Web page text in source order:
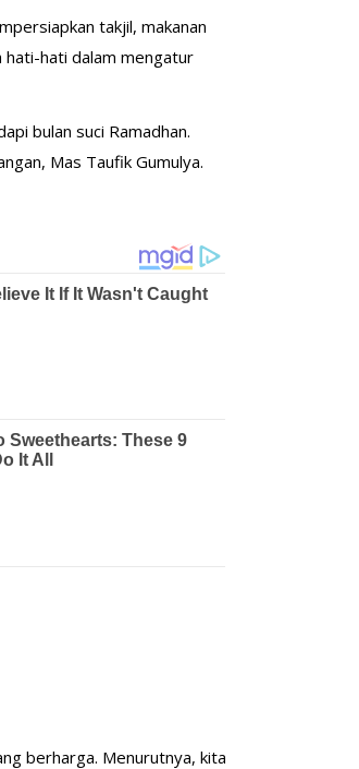
takjil, makanan
hati-hati dalam mengatur
bulan suci Ramadhan.
Mas Taufik Gumulya.
berharga. Menurutnya, kita